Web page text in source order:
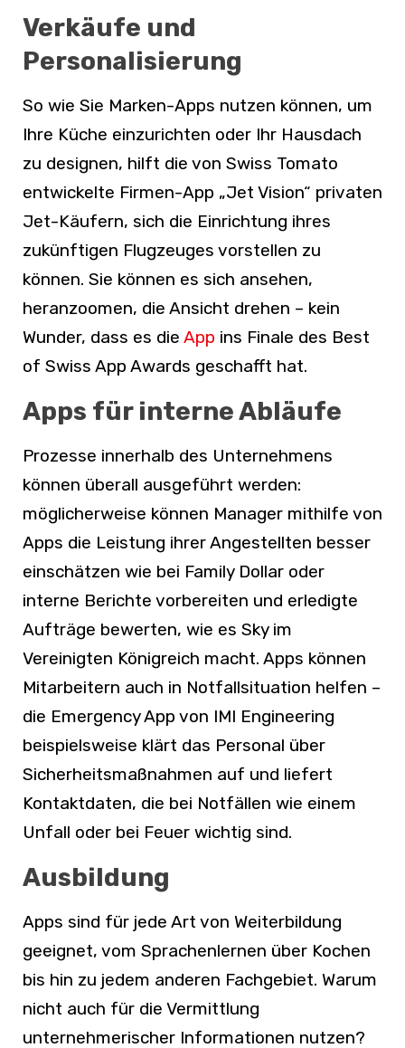
Verkäufe und
Personalisierung
So wie Sie Marken-Apps nutzen können, um
Ihre Küche einzurichten oder Ihr Hausdach
zu designen, hilft die von Swiss Tomato
entwickelte Firmen-App „Jet Vision“ privaten
Jet-Käufern, sich die Einrichtung ihres
zukünftigen Flugzeuges vorstellen zu
können. Sie können es sich ansehen,
heranzoomen, die Ansicht drehen – kein
Wunder, dass es die App ins Finale des Best
of Swiss App Awards geschafft hat.
Apps für interne Abläufe
Prozesse innerhalb des Unternehmens
können überall ausgeführt werden:
möglicherweise können Manager mithilfe von
Apps die Leistung ihrer Angestellten besser
einschätzen wie bei Family Dollar oder
interne Berichte vorbereiten und erledigte
Aufträge bewerten, wie es Sky im
Vereinigten Königreich macht. Apps können
Mitarbeitern auch in Notfallsituation helfen –
die Emergency App von IMI Engineering
beispielsweise klärt das Personal über
Sicherheitsmaßnahmen auf und liefert
Kontaktdaten, die bei Notfällen wie einem
Unfall oder bei Feuer wichtig sind.
Ausbildung
Apps sind für jede Art von Weiterbildung
geeignet, vom Sprachenlernen über Kochen
bis hin zu jedem anderen Fachgebiet. Warum
nicht auch für die Vermittlung
unternehmerischer Informationen nutzen?